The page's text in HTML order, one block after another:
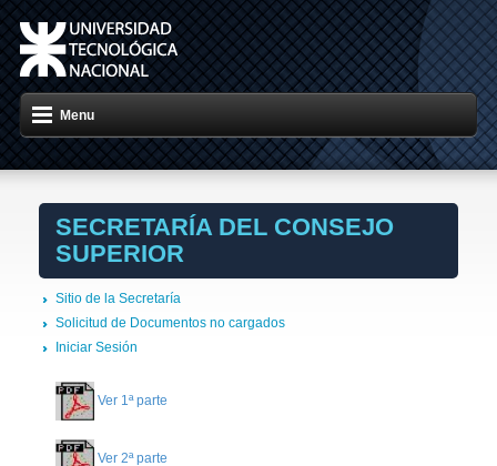
Menu
SECRETARÍA DEL CONSEJO
SUPERIOR
Sitio de la Secretaría
Solicitud de Documentos no cargados
Iniciar Sesión
Ver 1ª parte
Ver 2ª parte